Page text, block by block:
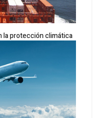
la protección climática